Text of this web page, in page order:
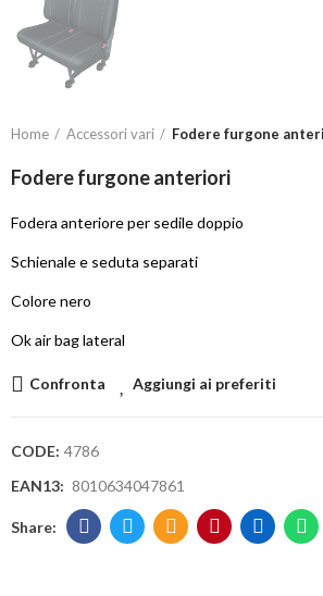
Home Accessori vari Fodere furgone
Fodere furgone anteriori
Fodera anteriore per sedile doppio
Schienale e seduta separati
Colore nero
Ok air bag lateral
Confronta Aggiungi ai preferiti
CODE: 4786
EAN13: 8010634047861